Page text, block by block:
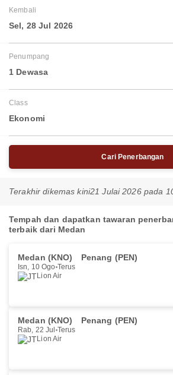
Kembali
Sel, 28 Jul 2026
Penumpang
1 Dewasa
Class
Ekonomi
Cari Penerbangan
Terakhir dikemas kini21 Julai 2026 pada
Tempah dan dapatkan tawaran
terbaik dari Medan
Medan (KNO) Penang (PEN)
Isn, 10 Ogo Terus
Lion Air
Medan (KNO) Penang (PEN)
Rab, 22 Jul Terus
Lion Air